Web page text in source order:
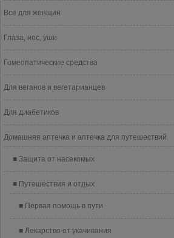
Все для женщин
Глаза, нос, уши
Гомеопатические средства
Для веганов и вегетарианцев
Для диабетиков
Домашняя аптечка и аптечка для путешествий
Защита от насекомых
Путешествия и отдых
Первая помощь в пути
Лекарство от укачивания